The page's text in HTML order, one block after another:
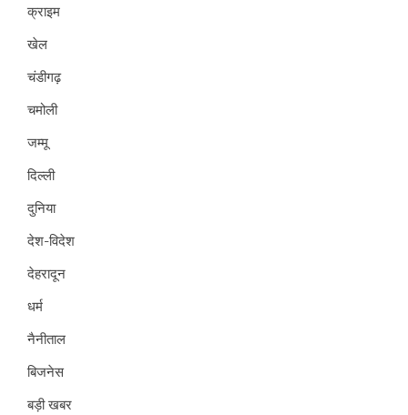
क्राइम
खेल
चंडीगढ़
चमोली
जम्मू
दिल्ली
दुनिया
देश-विदेश
देहरादून
धर्म
नैनीताल
बिजनेस
बड़ी खबर